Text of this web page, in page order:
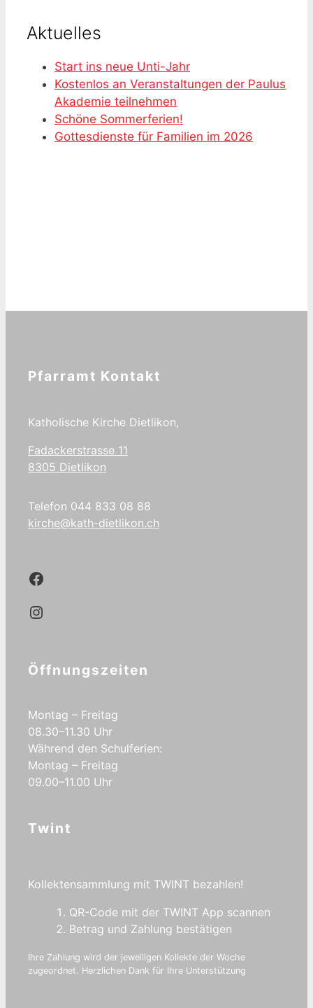
Aktuelles
Start ins neue Unti-Jahr
Kostenlos an Veranstaltungen der Paulus
Akademie teilnehmen
Schöne Sommerferien!
Gottesdienste für Familien im 2026
Pfarramt Kontakt
Katholische Kirche Dietlikon,
Fadackerstrasse 11
8305 Dietlikon
Telefon 044 833 08 88
kirche@kath-dietlikon.ch
Kath.Dietlikon Facebook
Kath.Dietlikon Instagram
Öffnungszeiten
Montag – Freitag
08.30–11.30 Uhr
Während den Schulferien:
Montag – Freitag
09.00–11.00 Uhr
Twint
Kollektensammlung mit TWINT bezahlen!
QR-Code mit der TWINT App scannen
Betrag und Zahlung bestätigen
Ihre Zahlung wird der jeweiligen Kollekte der Woche
zugeordnet. Herzlichen Dank für Ihre Unterstützung